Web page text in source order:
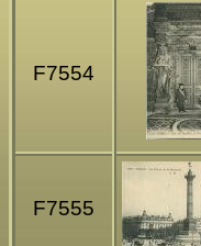
F7554
F7555